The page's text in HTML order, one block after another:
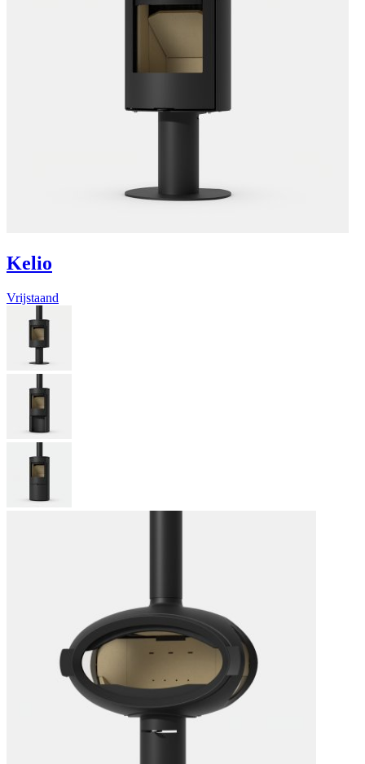
Kelio
Vrijstaand